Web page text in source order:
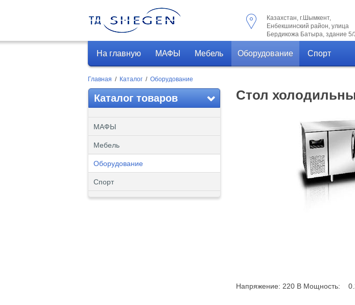
Казахстан, г.Шымкент,
Енбекшинский район, улица
Бердикожа Батыра, здание 5/
На главную МАФЫ Мебель Оборудование Спорт
Главная / Каталог / Оборудование
Каталог товаров
МАФЫ
Мебель
Оборудование
Спорт
Стол
Напряжение: 220 В Мощность: